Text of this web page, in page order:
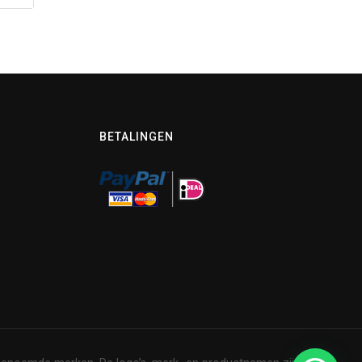
BETALINGEN